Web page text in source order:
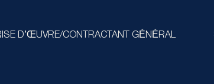
D’ŒUVRE/CONTRACTANT GÉNÉRAL